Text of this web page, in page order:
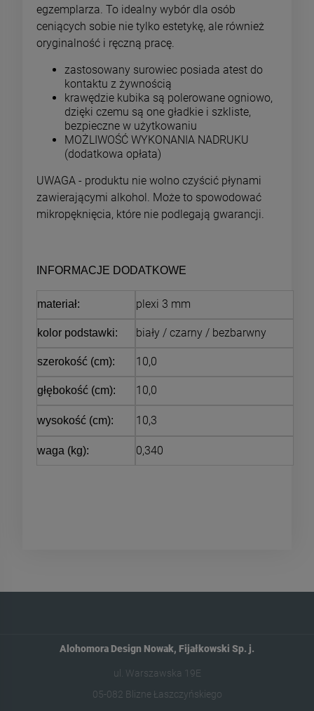
egzemplarza. To idealny wybór dla osób
ceniących sobie nie tylko estetykę, ale również
oryginalność i ręczną pracę.
zastosowany surowiec posiada atest do
kontaktu z żywnością
krawędzie kubika są polerowane ogniowo,
dzięki czemu są one gładkie i szkliste,
bezpieczne w użytkowaniu
MOŻLIWOŚĆ WYKONANIA NADRUKU
(dodatkowa opłata)
UWAGA - produktu nie wolno czyścić płynami
zawierającymi alkohol. Może to spowodować
mikropęknięcia, które nie podlegają gwarancji.
INFORMACJE DODATKOWE
materiał: plexi 3 mm
kolor podstawki: biały / czarny / bezbarwny
szerokość (cm): 10,0
głębokość (cm): 10,0
wysokość (cm): 10,3
waga (kg): 0,340
Alohomora Design Nowak, Fijałkowski Sp. j.
ul. Warszawska 19E
05-082 Blizne Łaszczyńskiego